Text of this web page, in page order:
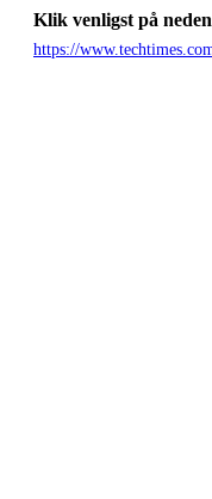
Klik venligst på
https://